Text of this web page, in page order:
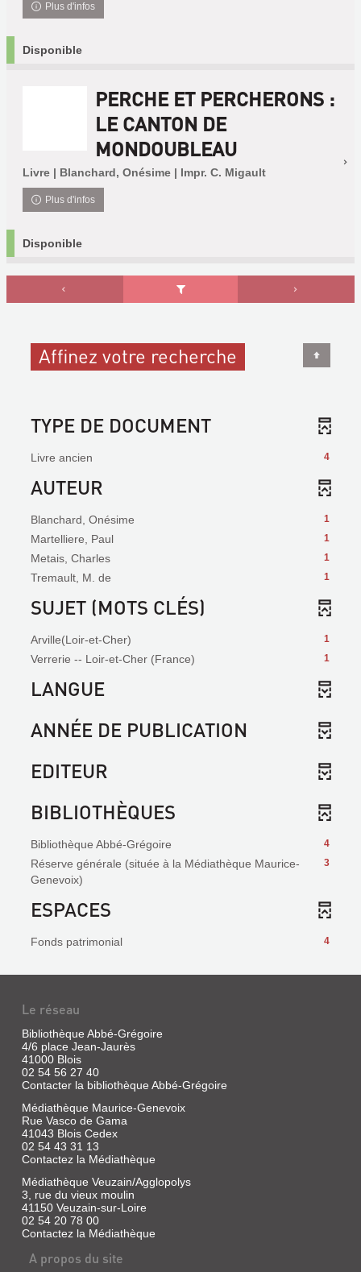
Plus d'infos
Disponible
PERCHE ET PERCHERONS :
LE CANTON DE
MONDOUBLEAU
Livre | Blanchard, Onésime | Impr. C. Migault
Plus d'infos
Disponible
Affinez votre recherche
TYPE DE DOCUMENT
4
Livre ancien
AUTEUR
1
Blanchard, Onésime
1
Martelliere, Paul
1
Metais, Charles
1
Tremault, M. de
SUJET (MOTS CLÉS)
1
Arville(Loir-et-Cher)
1
Verrerie -- Loir-et-Cher (France)
LANGUE
ANNÉE DE PUBLICATION
EDITEUR
BIBLIOTHÈQUES
4
Bibliothèque Abbé-Grégoire
3
Réserve générale (située à la Médiathèque Maurice-
Genevoix)
ESPACES
4
Fonds patrimonial
Le réseau
Bibliothèque Abbé-Grégoire
4/6 place Jean-Jaurès
41000 Blois
02 54 56 27 40
Contacter la bibliothèque Abbé-Grégoire
Médiathèque Maurice-Genevoix
Rue Vasco de Gama
41043 Blois Cedex
02 54 43 31 13
Contactez la Médiathèque
Médiathèque Veuzain/Agglopolys
3, rue du vieux moulin
41150 Veuzain-sur-Loire
02 54 20 78 00
Contactez la Médiathèque
A propos du site